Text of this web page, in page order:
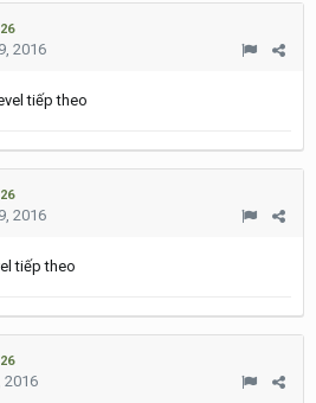
26
2016
tiếp theo
26
2016
tiếp theo
26
2016